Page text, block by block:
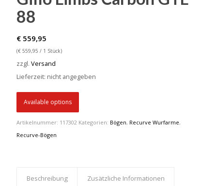
88
€559,95
(€559,95 / 1 Stück)
zzgl. Versand
Lieferzeit: nicht angegeben
Available options
Artikelnummer: 117302 Kategorien: Bögen, Recurve Wurfarme,
Recurve-Bögen
Beschreibung Zusätzliche Informationen